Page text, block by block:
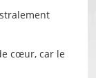
cœur, car le